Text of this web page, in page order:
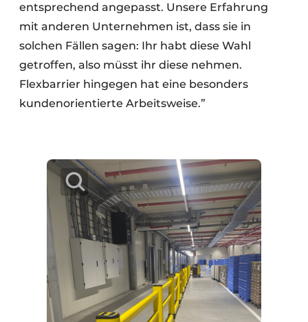
entsprechend angepasst. Unsere Erfahrung
mit anderen Unternehmen ist, dass sie in
solchen Fällen sagen: Ihr habt diese Wahl
getroffen, also müsst ihr diese nehmen.
Flexbarrier hingegen hat eine besonders
kundenorientierte Arbeitsweise.”